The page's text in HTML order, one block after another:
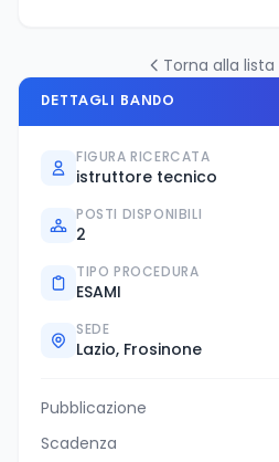
Torna alla
DETTAGLI BANDO
FIGURA RICERCATA
istruttore tecnico
POSTI DISPONIBILI
2
TIPO PROCEDURA
ESAMI
SEDE
Lazio, Frosinone
Pubblicazione
Scadenza